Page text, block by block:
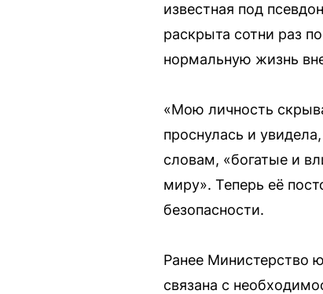
известная под
раскрыта сотни раз
нормальную жизнь
«Мою личность
проснулась и
словам, «богатые и
миру». Теперь её
безопасности.
Ранее Министерство
связана с